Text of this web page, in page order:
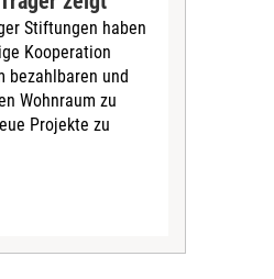
Stiftungen haben
Kooperation
bezahlbaren und
Wohnraum zu
Projekte zu